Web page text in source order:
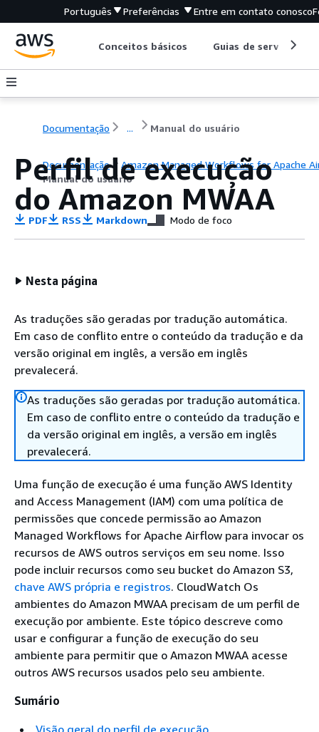
Português Preferências Entre em contato conosco
Conceitos básicos Guias de serviço
Documentação ... Manual do usuário
Documentação
Amazon Managed Workflows for Apache
Manual do usuário
Perfil de execução
do Amazon MWAA
PDF RSS Markdown Modo de foco
Nesta página
As traduções são geradas por tradução automática.
Em caso de conflito entre o conteúdo da tradução e da
versão original em inglês, a versão em inglês
prevalecerá.
As traduções são geradas por tradução automática.
Em caso de conflito entre o conteúdo da tradução e
da versão original em inglês, a versão em inglês
prevalecerá.
Uma função de execução é uma função AWS Identity
and Access Management (IAM) com uma política de
permissões que concede permissão ao Amazon
Managed Workflows for Apache Airflow para invocar os
recursos de AWS outros serviços em seu nome. Isso
pode incluir recursos como seu bucket do Amazon S3,
chave AWS própria e registros. CloudWatch Os
ambientes do Amazon MWAA precisam de um perfil de
execução por ambiente. Este tópico descreve como
usar e configurar a função de execução do seu
ambiente para permitir que o Amazon MWAA acesse
outros AWS recursos usados pelo seu ambiente.
Sumário
Visão geral do perfil de execução